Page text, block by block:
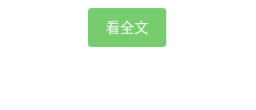
看全文